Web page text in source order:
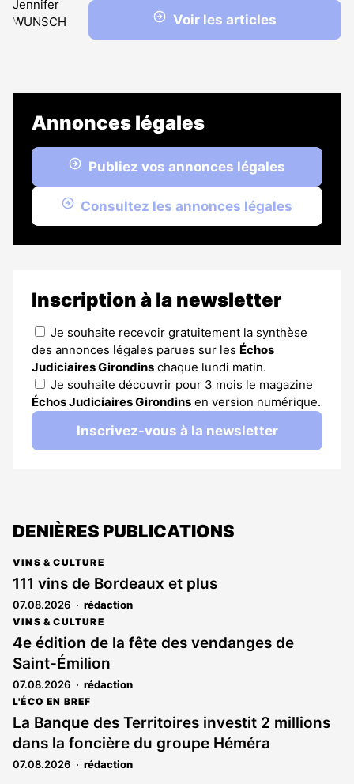
Voir les articles
Annonces légales
Publiez vos annonces légales
Consultez les annonces légales
Inscription à la newsletter
Je souhaite recevoir gratuitement la synthèse
des annonces légales parues sur les Échos
Judiciaires Girondins chaque lundi matin.
Je souhaite découvrir pour 3 mois le magazine
Échos Judiciaires Girondins en version numérique.
Inscrivez-vous à la newsletter
DENIÈRES PUBLICATIONS
VINS & CULTURE
111 vins de Bordeaux et plus
07.08.2026 rédaction
VINS & CULTURE
4e édition de la fête des vendanges de
Saint-Émilion
07.08.2026 rédaction
L'ÉCO EN BREF
La Banque des Territoires investit 2 millions
dans la foncière du groupe Héméra
07.08.2026 rédaction